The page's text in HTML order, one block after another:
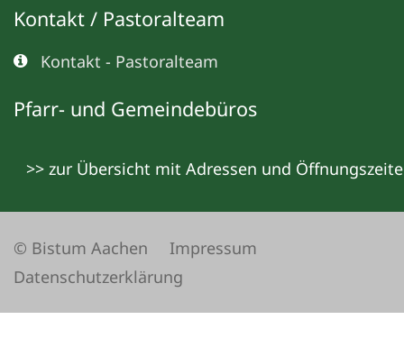
Kontakt / Pastoralteam
Kontakt - Pastoralteam
Pfarr- und Gemeindebüros
>> zur Übersicht mit Adressen und
© Bistum Aachen
Impressum
Datenschutzerklärung